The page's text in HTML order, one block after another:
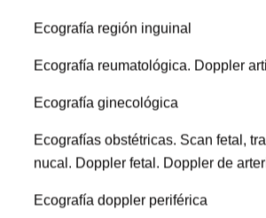
Ecografía región inguinal
Ecografía reumatológica. Doppler
Ecografía ginecológica
Ecografías obstétricas. Scan fetal,
nucal. Doppler fetal. Doppler de
Ecografía doppler periférica